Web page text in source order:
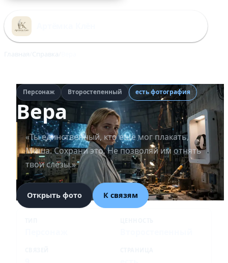
к
содержимому
Персонаж Второстепенный есть фотография
Вера
«Ты единственный, кто ещё мог плакать,
Миша. Сохрани это. Не позволяй им отнять
твои слёзы.»
Открыть фото К связям